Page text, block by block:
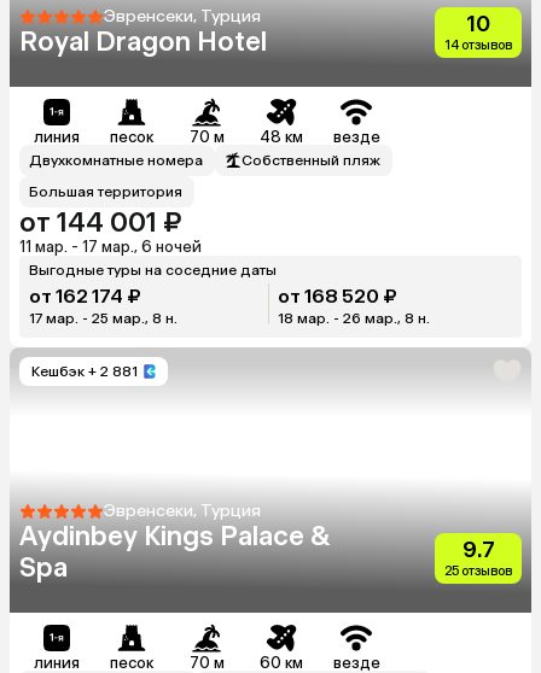
Эвренсеки, Турция
Royal Dragon Hotel
10
14 отзывов
линия песок 70 м 48 км везде
Двухкомнатные номера
Собственный пляж
Большая территория
от 144 001 ₽
11 мар. - 17 мар., 6 ночей
Выгодные туры на соседние даты
от 162 174 ₽
17 мар. - 25 мар., 8 н.
от 168 520 ₽
18 мар. - 26 мар., 8 н.
Кешбэк + 2 881
Эвренсеки, Турция
Aydinbey Kings Palace &
Spa
9.7
25 отзывов
линия песок 70 м 60 км везде